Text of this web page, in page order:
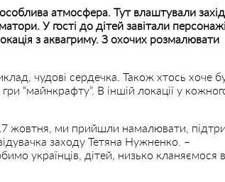
атмосфера. Тут влаштували захід
У гості до дітей завітали персонажі
з аквагриму. З охочих розмалювати
чудові сердечка. Також хтось хоче
“майнкрафту”. В іншій локації у
жовтня, ми прийшли намалювати,
заходу Тетяна Нужненко. –
українців, дітей, низько кланяємося